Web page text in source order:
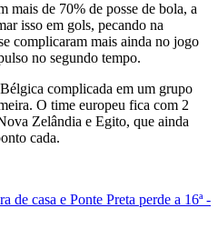
mais de 70% de posse de bola, a
isso em gols, pecando na
complicaram mais ainda no jogo
no segundo tempo.
complicada em um grupo
O time europeu fica com 2
Zelândia e Egito, que ainda
cada.
de casa e Ponte Preta perde a 16ª -